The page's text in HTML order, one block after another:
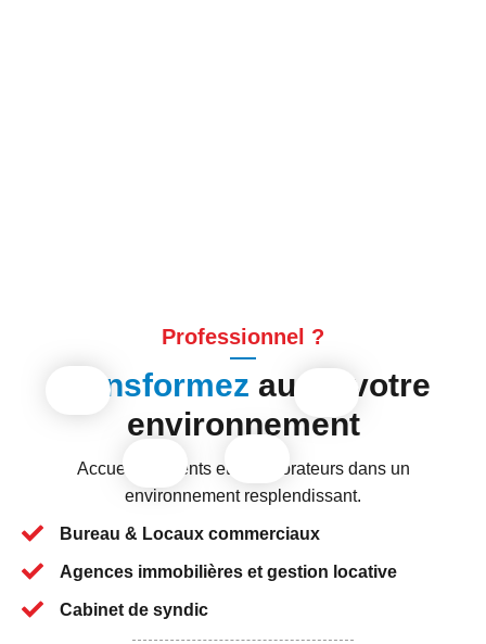
Professionnel ?
Transformez aussi votre
environnement
Accueillez clients et collaborateurs dans un
environnement resplendissant.
Bureau & Locaux commerciaux
Agences immobilières et gestion locative
Cabinet de syndic